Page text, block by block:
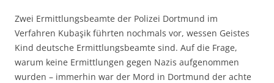
Zwei Ermittlungsbeamte der Polizei Dortmund im
Verfahren Kubaşik führten nochmals vor, wessen Geistes
Kind deutsche Ermittlungsbeamte sind. Auf die Frage,
warum keine Ermittlungen gegen Nazis aufgenommen
wurden – immerhin war der Mord in Dortmund der achte